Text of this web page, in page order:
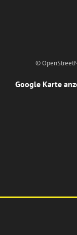
©
Google Karte